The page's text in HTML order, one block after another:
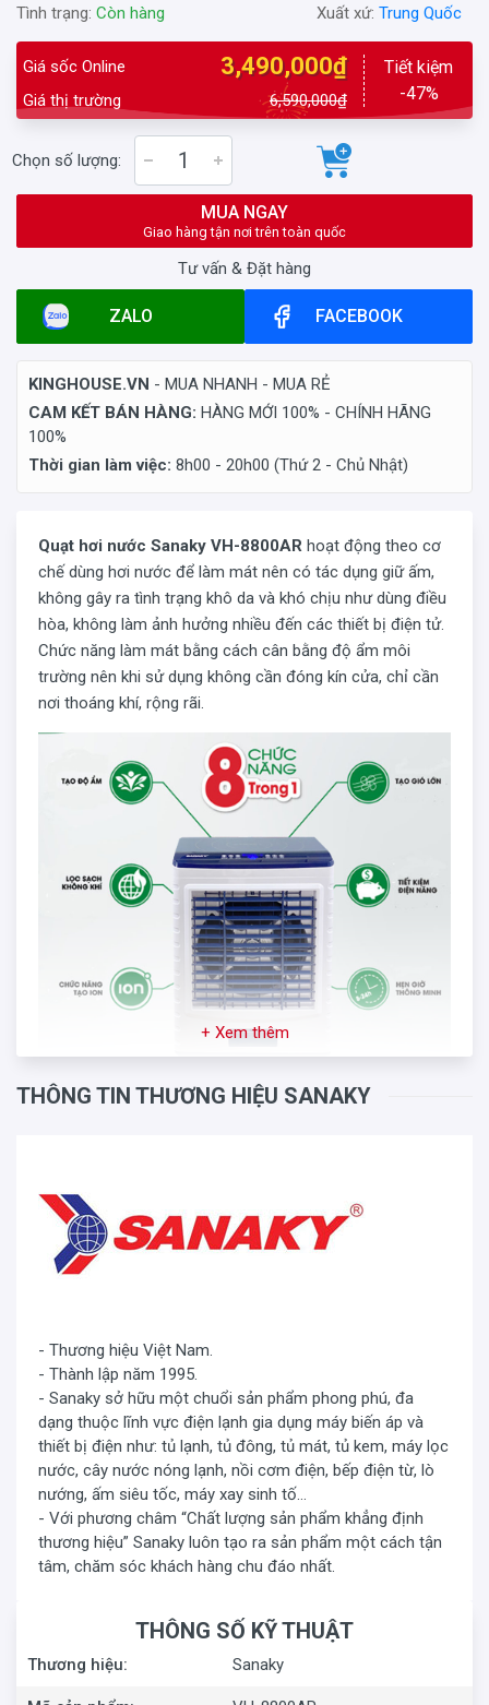
Tình trạng: Còn hàng Xuất xứ: Trung Quốc
Giá sốc Online 3,490,000₫
Giá thị trường 6,590,000₫
Tiết kiệm
-47%
Chọn số lượng:
MUA NGAY
Giao hàng tận nơi trên toàn quốc
Tư vấn & Đặt hàng
ZALO FACEBOOK
KINGHOUSE.VN - MUA NHANH - MUA RẺ
CAM KẾT BÁN HÀNG: HÀNG MỚI 100% - CHÍNH HÃNG
100%
Thời gian làm việc: 8h00 - 20h00 (Thứ 2 - Chủ Nhật)
Quạt hơi nước Sanaky VH-8800AR hoạt động theo cơ
chế dùng hơi nước để làm mát nên có tác dụng giữ ấm,
không gây ra tình trạng khô da và khó chịu như dùng điều
hòa, không làm ảnh hưởng nhiều đến các thiết bị điện tử.
Chức năng làm mát bằng cách cân bằng độ ẩm môi
trường nên khi sử dụng không cần đóng kín cửa, chỉ cần
nơi thoáng khí, rộng rãi.
mát giúp lọc sạch bụi bẩn, giữ không khí luôn trong lành,
tinh khiết.
+ Xem thêm
THÔNG TIN THƯƠNG HIỆU SANAKY
- Thương hiệu Việt Nam.
- Thành lập năm 1995.
- Sanaky sở hữu một chuổi sản phẩm phong phú, đa
dạng thuộc lĩnh vực điện lạnh gia dụng máy biến áp và
thiết bị điện như: tủ lạnh, tủ đông, tủ mát, tủ kem, máy lọc
nước, cây nước nóng lạnh, nồi cơm điện, bếp điện từ, lò
nướng, ấm siêu tốc, máy xay sinh tố…
- Với phương châm “Chất lượng sản phẩm khẳng định
thương hiệu” Sanaky luôn tạo ra sản phẩm một cách tận
tâm, chăm sóc khách hàng chu đáo nhất.
THÔNG SỐ KỸ THUẬT
Thương hiệu: Sanaky